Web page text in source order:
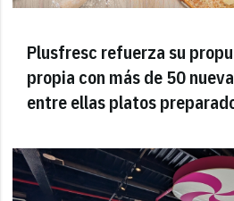
Plusfresc refuerza su
propia con más de 50
entre ellas platos